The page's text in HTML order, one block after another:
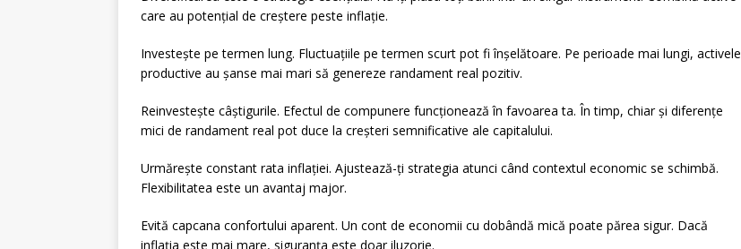
care au potențial de creștere peste inflație.
Investește pe termen lung. Fluctuațiile pe termen scurt pot fi înșelătoare. Pe perioade mai lungi, activele
productive au șanse mai mari să genereze randament real pozitiv.
Reinvestește câștigurile. Efectul de compunere funcționează în favoarea ta. În timp, chiar și diferențe
mici de randament real pot duce la creșteri semnificative ale capitalului.
Urmărește constant rata inflației. Ajustează-ți strategia atunci când contextul economic se schimbă.
Flexibilitatea este un avantaj major.
Evită capcana confortului aparent. Un cont de economii cu dobândă mică poate părea sigur. Dacă
inflația este mai mare, siguranța este doar iluzorie.